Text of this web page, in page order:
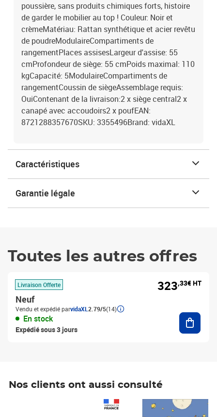
poussière, sans produits chimiques forts, histoire
de garder le mobilier au top ! Couleur: Noir et
crèmeMatériau: Rattan synthétique et acier revêtu
de poudreModulaireCompartiments de
rangementPlaces assisesLargeur d'assise: 55
cmProfondeur de siège: 55 cmPoids maximal: 110
kgCapacité: 5ModulaireCompartiments de
rangementCoussin de siègeAssemblage requis:
OuiContenant de la livraison:2 x siège central2 x
canapé avec accoudoirs2 x poufEAN:
8721288357670SKU: 3355496Brand: vidaXL
Caractéristiques
Garantie légale
Toutes les autres offres
Livraison Offerte
Neuf
Vendu et expédié parvidaXL 2.79/5(14)
En stock
Expédié sous 3 jours
323,33€ HT
Nos clients ont aussi consulté
Prix 6,25€ HT